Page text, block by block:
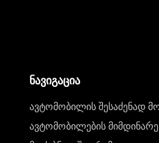
ნავიგაცია
ავტომობილის შესაძენად
ავტომობილების მიმდინარე